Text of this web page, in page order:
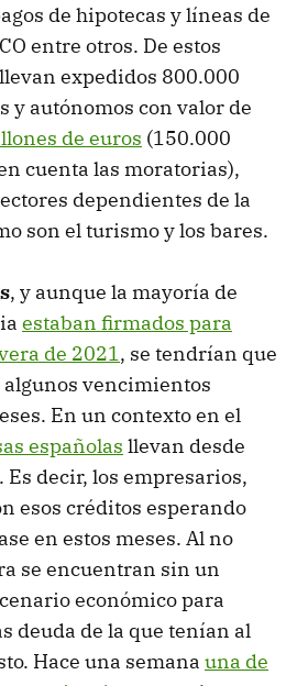
de hipotecas y líneas de
entre otros. De estos
expedidos 800.000
y autónomos con valor de
de euros (150.000
cuenta las moratorias),
dependientes de la
son el turismo y los bares.
, y aunque la mayoría de
estaban firmados para
de 2021, se tendrían que
vencimientos
En un contexto en el
españolas llevan desde
Es decir, los empresarios,
esos créditos esperando
en estos meses. Al no
se encuentran sin un
económico para
deuda de la que tenían al
Hace una semana una de